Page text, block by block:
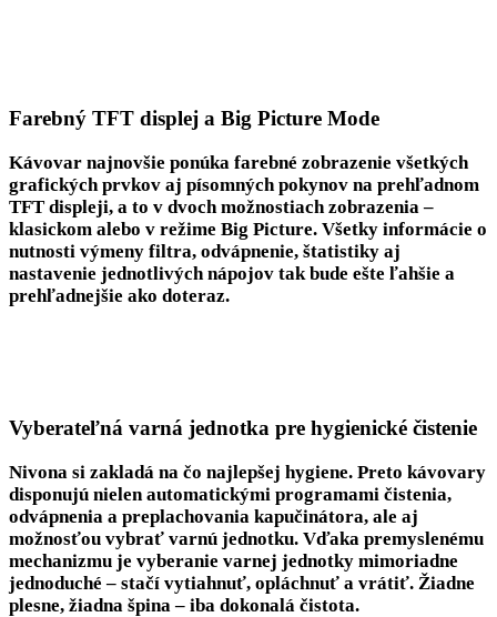
Farebný TFT displej a Big Picture Mode
Kávovar najnovšie ponúka farebné zobrazenie všetkých
grafických prvkov aj písomných pokynov na prehľadnom
TFT displeji, a to v dvoch možnostiach zobrazenia –
klasickom alebo v režime Big Picture. Všetky informácie o
nutnosti výmeny filtra, odvápnenie, štatistiky aj
nastavenie jednotlivých nápojov tak bude ešte ľahšie a
prehľadnejšie ako doteraz.
Vyberateľná varná jednotka pre hygienické čistenie
Nivona si zakladá na čo najlepšej hygiene. Preto kávovary
disponujú nielen automatickými programami čistenia,
odvápnenia a preplachovania kapučinátora, ale aj
možnosťou vybrať varnú jednotku. Vďaka premyslenému
mechanizmu je vyberanie varnej jednotky mimoriadne
jednoduché – stačí vytiahnuť, opláchnuť a vrátiť. Žiadne
plesne, žiadna špina – iba dokonalá čistota.